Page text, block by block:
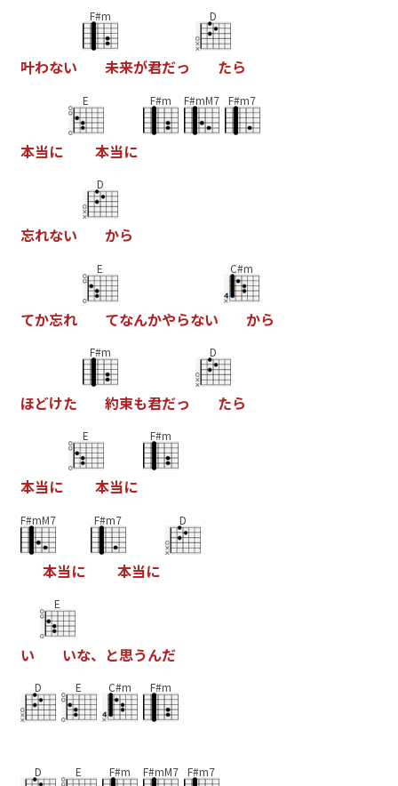
叶わない
F#m
未来が君だっ
D
たら
本当に
E
本当に
F#m F#mM7 F#m7
忘れない
D
から
てか忘れ
E
てなんかやらない
C#m
から
ほどけた
F#m
約束も君だっ
D
たら
本当に
E
本当に
F#m
F#mM7
本当に
F#m7
本当に
D
い
E
いな、 と思うんだ
D E C#m F#m
D E F#m F#mM7 F#m7